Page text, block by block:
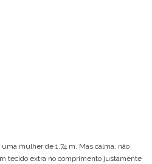
mulher de 1,74 m. Mas calma, não
tecido extra no comprimento justamente